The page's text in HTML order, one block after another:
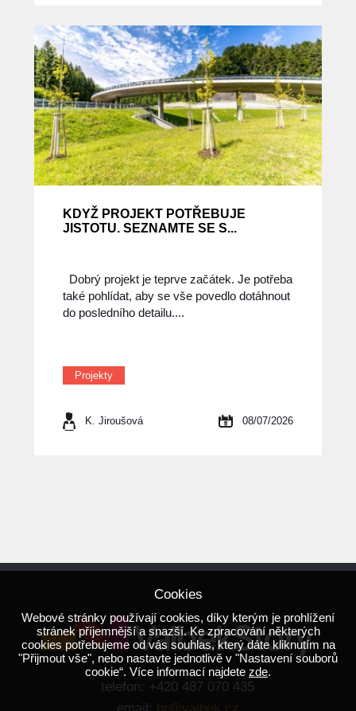
KDYŽ PROJEKT POTŘEBUJE
JISTOTU. SEZNAMTE SE S...
Dobrý projekt je teprve začátek. Je potřeba
také pohlídat, aby se vše povedlo dotáhnout
do posledního detailu....
Projekty
K. Jiroušová 08/07/2026
telefon: +420 487 070 435
Cookies
Webové stránky používají cookies, díky kterým je prohlížení
stránek příjemnější a snazší. Ke zpracování některých
cookies potřebujeme od vás souhlas, který dáte kliknutím na
"Přijmout vše", nebo nastavte jednotlivě v "Nastavení souborů
cookie“. Více informací najdete zde.